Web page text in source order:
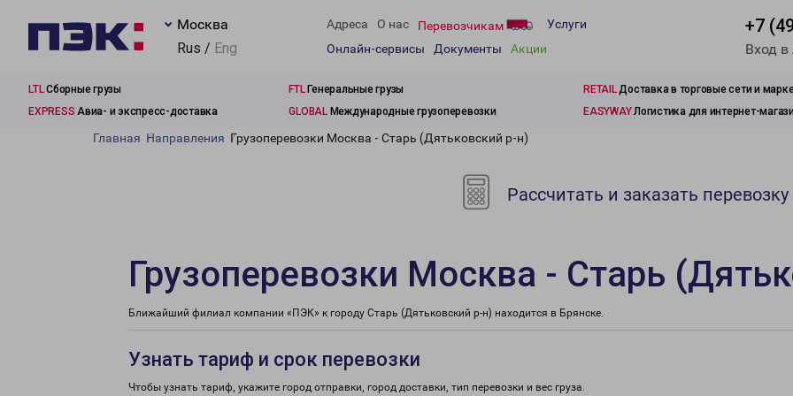
Москва
Rus / Eng
Адреса О нас Перевозчикам
Услуги
Онлайн-сервисы
Документы Акции
+7
Вход
LTLСборные грузы FTLГенеральные грузы RETAILДоставка в торговые сети и
EXPRESS Авиа- и экспресс-доставка GLOBALМеждународные грузоперевозки EASYWAYЛогистика для интернет-
Главная Направления Грузоперевозки Москва - Старь (Дятьковский р-н)
Рассчитать и заказать перевозку
Грузоперевозки Москва - Старь
Ближайший филиал компании «ПЭК» к городу Старь (Дятьковский р-н) находится в Брянске.
Узнать тариф и срок перевозки
Чтобы узнать тариф, укажите город отправки, город доставки, тип перевозки и вес груза.